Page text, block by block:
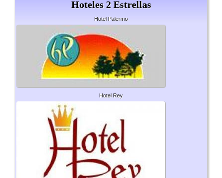
Hoteles 2 Estrellas
Hotel Palermo
Hotel Rey